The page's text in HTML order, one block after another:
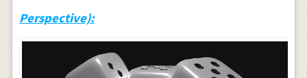
Perspective):